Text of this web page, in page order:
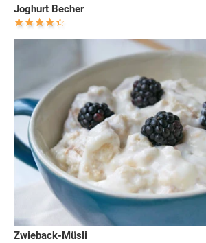
Joghurt Becher
Zwieback-Müsli